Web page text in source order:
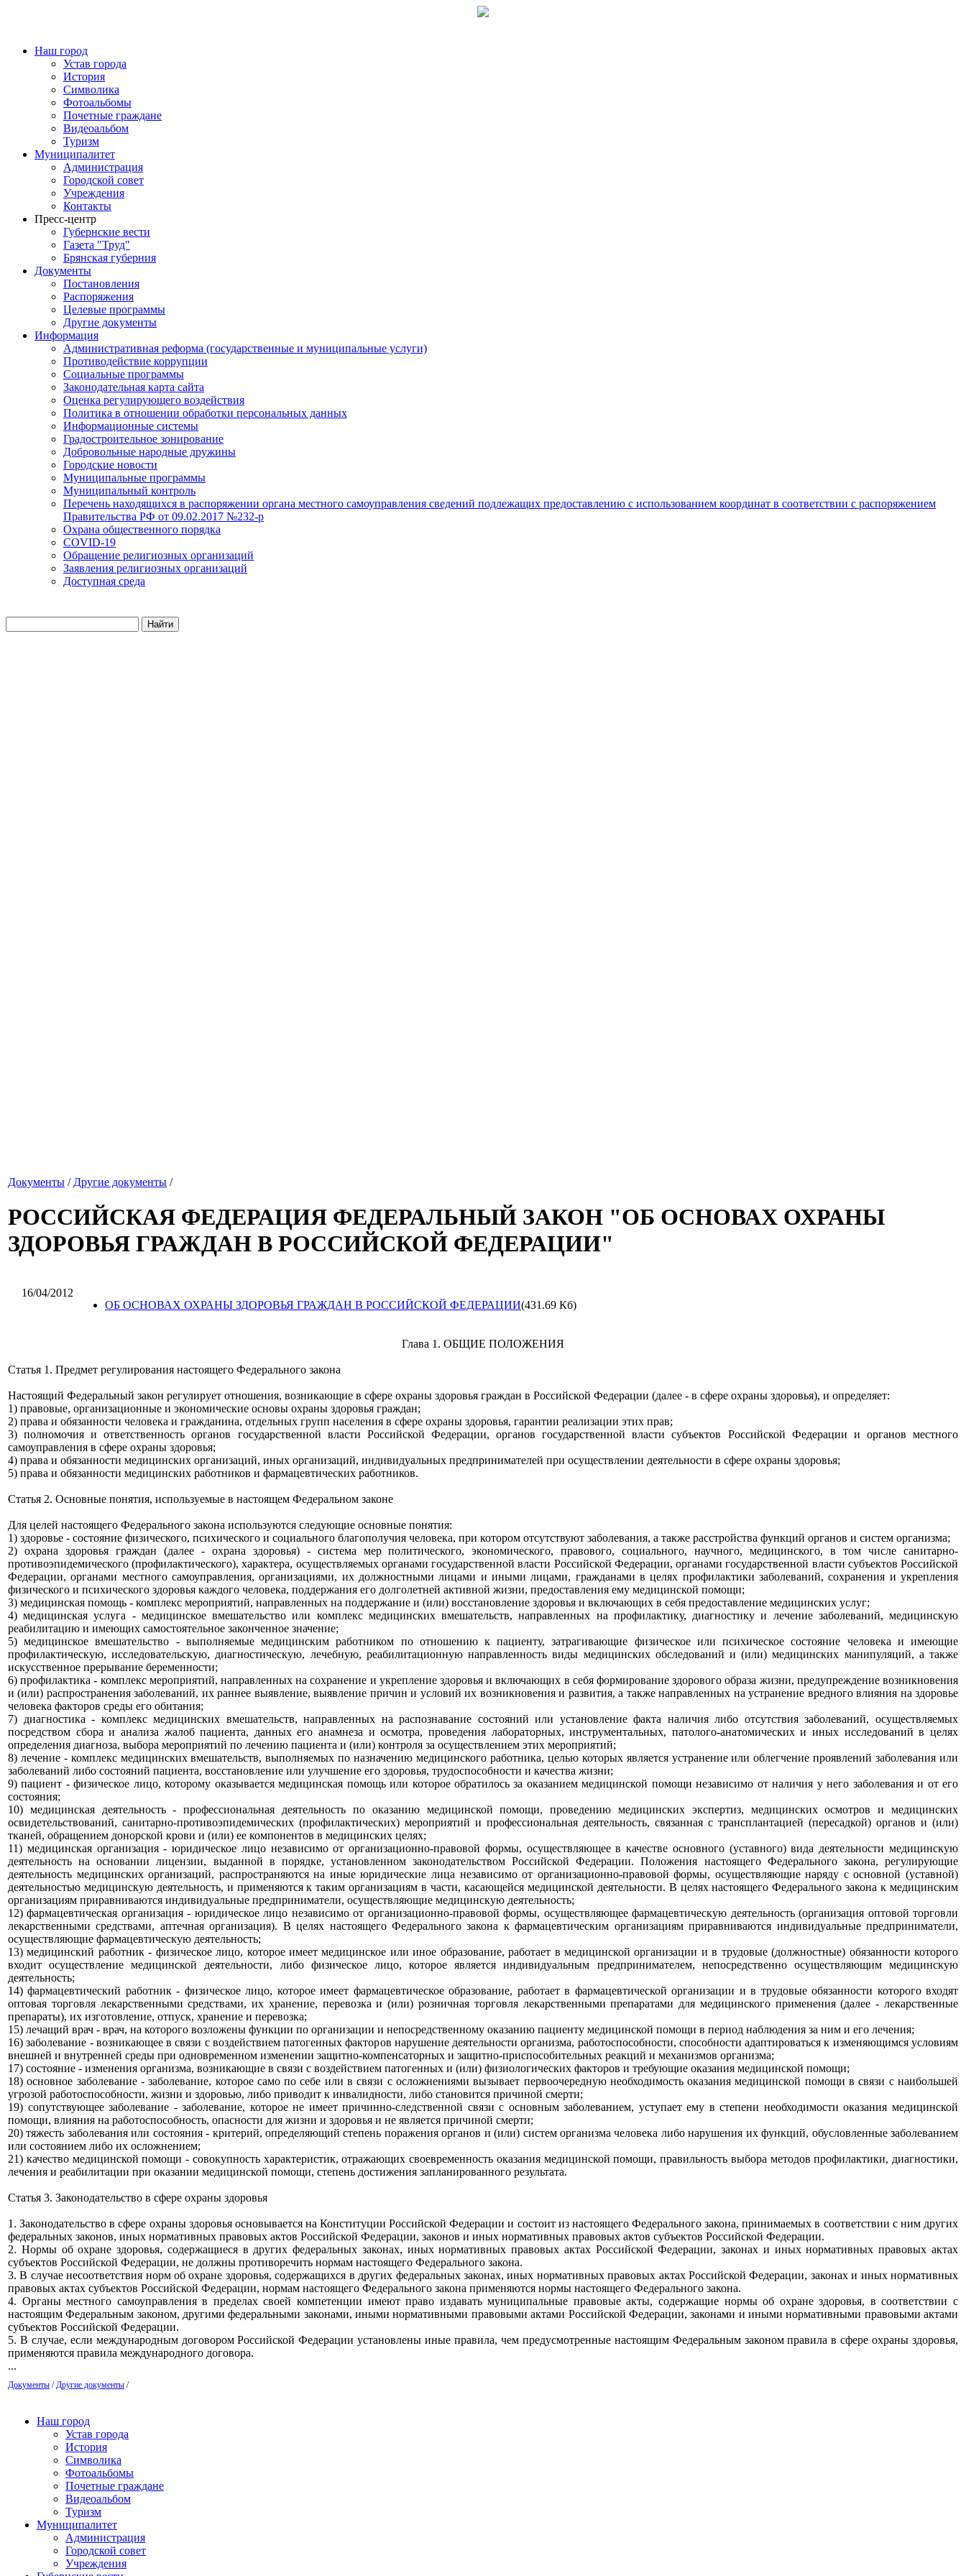
Наш город
Устав города
История
Символика
Фотоальбомы
Почетные граждане
Видеоальбом
Туризм
Муниципалитет
Администрация
Городской совет
Учреждения
Контакты
Пресс-центр
Губернские вести
Газета "Труд"
Брянская губерния
Документы
Постановления
Распоряжения
Целевые программы
Другие документы
Информация
Административная реформа (государственные и муниципальные услуги)
Противодействие коррупции
Социальные программы
Законодательная карта сайта
Оценка регулирующего воздействия
Политика в отношении обработки персональных данных
Информационные системы
Градостроительное зонирование
Добровольные народные дружины
Городские новости
Муниципальные программы
Муниципальный контроль
Перечень находящихся в распоряжении органа местного самоуправления сведений подлежащих предоставлению с использованием координат в соответствии с распоряжением
Правительства РФ от 09.02.2017 №232-р
Охрана общественного порядка
COVID-19
Обращение религиозных организаций
Заявления религиозных организаций
Доступная среда
Найти
Документы / Другие документы /
РОССИЙСКАЯ ФЕДЕРАЦИЯ ФЕДЕРАЛЬНЫЙ ЗАКОН "ОБ ОСНОВАХ ОХРАНЫ
ЗДОРОВЬЯ ГРАЖДАН В РОССИЙСКОЙ ФЕДЕРАЦИИ"
16/04/2012
ОБ ОСНОВАХ ОХРАНЫ ЗДОРОВЬЯ ГРАЖДАН В РОССИЙСКОЙ ФЕДЕРАЦИИ(431.69 Кб)
Глава 1. ОБЩИЕ ПОЛОЖЕНИЯ
Статья 1. Предмет регулирования настоящего Федерального закона
Настоящий Федеральный закон регулирует отношения, возникающие в сфере охраны здоровья граждан в Российской Федерации (далее - в сфере охраны здоровья), и определяет:
1) правовые, организационные и экономические основы охраны здоровья граждан;
2) права и обязанности человека и гражданина, отдельных групп населения в сфере охраны здоровья, гарантии реализации этих прав;
3) полномочия и ответственность органов государственной власти Российской Федерации, органов государственной власти субъектов Российской Федерации и органов местного
самоуправления в сфере охраны здоровья;
4) права и обязанности медицинских организаций, иных организаций, индивидуальных предпринимателей при осуществлении деятельности в сфере охраны здоровья;
5) права и обязанности медицинских работников и фармацевтических работников.
Статья 2. Основные понятия, используемые в настоящем Федеральном законе
Для целей настоящего Федерального закона используются следующие основные понятия:
1) здоровье - состояние физического, психического и социального благополучия человека, при котором отсутствуют заболевания, а также расстройства функций органов и систем организма;
2) охрана здоровья граждан (далее - охрана здоровья) - система мер политического, экономического, правового, социального, научного, медицинского, в том числе санитарно-
противоэпидемического (профилактического), характера, осуществляемых органами государственной власти Российской Федерации, органами государственной власти субъектов Российской
Федерации, органами местного самоуправления, организациями, их должностными лицами и иными лицами, гражданами в целях профилактики заболеваний, сохранения и укрепления
физического и психического здоровья каждого человека, поддержания его долголетней активной жизни, предоставления ему медицинской помощи;
3) медицинская помощь - комплекс мероприятий, направленных на поддержание и (или) восстановление здоровья и включающих в себя предоставление медицинских услуг;
4) медицинская услуга - медицинское вмешательство или комплекс медицинских вмешательств, направленных на профилактику, диагностику и лечение заболеваний, медицинскую
реабилитацию и имеющих самостоятельное законченное значение;
5) медицинское вмешательство - выполняемые медицинским работником по отношению к пациенту, затрагивающие физическое или психическое состояние человека и имеющие
профилактическую, исследовательскую, диагностическую, лечебную, реабилитационную направленность виды медицинских обследований и (или) медицинских манипуляций, а также
искусственное прерывание беременности;
6) профилактика - комплекс мероприятий, направленных на сохранение и укрепление здоровья и включающих в себя формирование здорового образа жизни, предупреждение возникновения
и (или) распространения заболеваний, их раннее выявление, выявление причин и условий их возникновения и развития, а также направленных на устранение вредного влияния на здоровье
человека факторов среды его обитания;
7) диагностика - комплекс медицинских вмешательств, направленных на распознавание состояний или установление факта наличия либо отсутствия заболеваний, осуществляемых
посредством сбора и анализа жалоб пациента, данных его анамнеза и осмотра, проведения лабораторных, инструментальных, патолого-анатомических и иных исследований в целях
определения диагноза, выбора мероприятий по лечению пациента и (или) контроля за осуществлением этих мероприятий;
8) лечение - комплекс медицинских вмешательств, выполняемых по назначению медицинского работника, целью которых является устранение или облегчение проявлений заболевания или
заболеваний либо состояний пациента, восстановление или улучшение его здоровья, трудоспособности и качества жизни;
9) пациент - физическое лицо, которому оказывается медицинская помощь или которое обратилось за оказанием медицинской помощи независимо от наличия у него заболевания и от его
состояния;
10) медицинская деятельность - профессиональная деятельность по оказанию медицинской помощи, проведению медицинских экспертиз, медицинских осмотров и медицинских
освидетельствований, санитарно-противоэпидемических (профилактических) мероприятий и профессиональная деятельность, связанная с трансплантацией (пересадкой) органов и (или)
тканей, обращением донорской крови и (или) ее компонентов в медицинских целях;
11) медицинская организация - юридическое лицо независимо от организационно-правовой формы, осуществляющее в качестве основного (уставного) вида деятельности медицинскую
деятельность на основании лицензии, выданной в порядке, установленном законодательством Российской Федерации. Положения настоящего Федерального закона, регулирующие
деятельность медицинских организаций, распространяются на иные юридические лица независимо от организационно-правовой формы, осуществляющие наряду с основной (уставной)
деятельностью медицинскую деятельность, и применяются к таким организациям в части, касающейся медицинской деятельности. В целях настоящего Федерального закона к медицинским
организациям приравниваются индивидуальные предприниматели, осуществляющие медицинскую деятельность;
12) фармацевтическая организация - юридическое лицо независимо от организационно-правовой формы, осуществляющее фармацевтическую деятельность (организация оптовой торговли
лекарственными средствами, аптечная организация). В целях настоящего Федерального закона к фармацевтическим организациям приравниваются индивидуальные предприниматели,
осуществляющие фармацевтическую деятельность;
13) медицинский работник - физическое лицо, которое имеет медицинское или иное образование, работает в медицинской организации и в трудовые (должностные) обязанности которого
входит осуществление медицинской деятельности, либо физическое лицо, которое является индивидуальным предпринимателем, непосредственно осуществляющим медицинскую
деятельность;
14) фармацевтический работник - физическое лицо, которое имеет фармацевтическое образование, работает в фармацевтической организации и в трудовые обязанности которого входят
оптовая торговля лекарственными средствами, их хранение, перевозка и (или) розничная торговля лекарственными препаратами для медицинского применения (далее - лекарственные
препараты), их изготовление, отпуск, хранение и перевозка;
15) лечащий врач - врач, на которого возложены функции по организации и непосредственному оказанию пациенту медицинской помощи в период наблюдения за ним и его лечения;
16) заболевание - возникающее в связи с воздействием патогенных факторов нарушение деятельности организма, работоспособности, способности адаптироваться к изменяющимся условиям
внешней и внутренней среды при одновременном изменении защитно-компенсаторных и защитно-приспособительных реакций и механизмов организма;
17) состояние - изменения организма, возникающие в связи с воздействием патогенных и (или) физиологических факторов и требующие оказания медицинской помощи;
18) основное заболевание - заболевание, которое само по себе или в связи с осложнениями вызывает первоочередную необходимость оказания медицинской помощи в связи с наибольшей
угрозой работоспособности, жизни и здоровью, либо приводит к инвалидности, либо становится причиной смерти;
19) сопутствующее заболевание - заболевание, которое не имеет причинно-следственной связи с основным заболеванием, уступает ему в степени необходимости оказания медицинской
помощи, влияния на работоспособность, опасности для жизни и здоровья и не является причиной смерти;
20) тяжесть заболевания или состояния - критерий, определяющий степень поражения органов и (или) систем организма человека либо нарушения их функций, обусловленные заболеванием
или состоянием либо их осложнением;
21) качество медицинской помощи - совокупность характеристик, отражающих своевременность оказания медицинской помощи, правильность выбора методов профилактики, диагностики,
лечения и реабилитации при оказании медицинской помощи, степень достижения запланированного результата.
Статья 3. Законодательство в сфере охраны здоровья
1. Законодательство в сфере охраны здоровья основывается на Конституции Российской Федерации и состоит из настоящего Федерального закона, принимаемых в соответствии с ним других
федеральных законов, иных нормативных правовых актов Российской Федерации, законов и иных нормативных правовых актов субъектов Российской Федерации.
2. Нормы об охране здоровья, содержащиеся в других федеральных законах, иных нормативных правовых актах Российской Федерации, законах и иных нормативных правовых актах
субъектов Российской Федерации, не должны противоречить нормам настоящего Федерального закона.
3. В случае несоответствия норм об охране здоровья, содержащихся в других федеральных законах, иных нормативных правовых актах Российской Федерации, законах и иных нормативных
правовых актах субъектов Российской Федерации, нормам настоящего Федерального закона применяются нормы настоящего Федерального закона.
4. Органы местного самоуправления в пределах своей компетенции имеют право издавать муниципальные правовые акты, содержащие нормы об охране здоровья, в соответствии с
настоящим Федеральным законом, другими федеральными законами, иными нормативными правовыми актами Российской Федерации, законами и иными нормативными правовыми актами
субъектов Российской Федерации.
5. В случае, если международным договором Российской Федерации установлены иные правила, чем предусмотренные настоящим Федеральным законом правила в сфере охраны здоровья,
применяются правила международного договора.
...
Документы /Другие документы /
Наш город
Устав города
История
Символика
Фотоальбомы
Почетные граждане
Видеоальбом
Туризм
Муниципалитет
Администрация
Городской совет
Учреждения